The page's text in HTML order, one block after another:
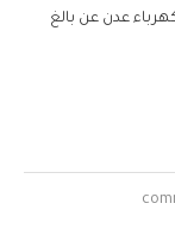
عدن عن بالغ